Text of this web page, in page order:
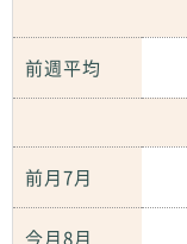
前週平均
前月7月
今月8月